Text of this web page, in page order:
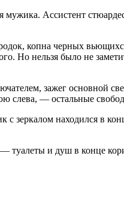
мужика. Ассистент
копна черных
Но нельзя было не
зажег основной
слева, — остальные
с зеркалом находился в
и душ в конце